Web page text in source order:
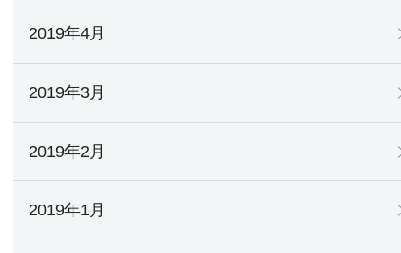
2019年4月
2019年3月
2019年2月
2019年1月